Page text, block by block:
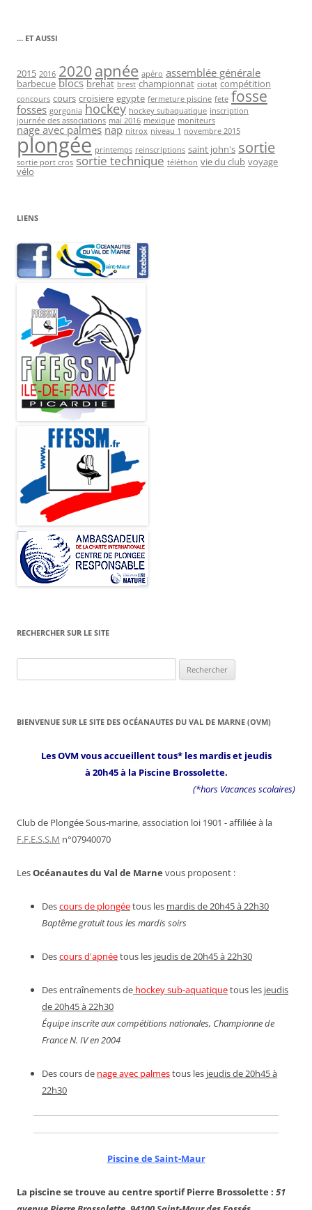
… ET AUSSI
2015 2016 2020 apnée apéro assemblée générale
barbecue blocs brehat brest championnat ciotat compétition
concours cours croisiere egypte fermeture piscine fete fosse
fosses gorgonia hockey hockey subaquatique inscription
journée des associations mai 2016 mexique moniteurs
nage avec palmes nap nitrox niveau 1 novembre 2015
plongée printemps reinscriptions saint john's sortie
sortie port cros sortie technique téléthon vie du club voyage
vélo
LIENS
RECHERCHER SUR LE SITE
BIENVENUE SUR LE SITE DES OCÉANAUTES DU VAL DE MARNE (OVM)
Les OVM vous accueillent tous* les mardis et jeudis
à 20h45 à la Piscine Brossolette.
(*hors Vacances scolaires)
Club de Plongée Sous-marine, association loi 1901 - affiliée à la
F.F.E.S.S.M n°07940070
LesOcéanautes du Val de Marne vous proposent :
Descours de plongéetous les mardis de 20h45 à 22h30
Baptême gratuit tous les mardis soirs
Descours d'apnéetous les jeudis de 20h45 à 22h30
Des entraînements de hockey sub-aquatiquetous les jeudis
de 20h45 à 22h30
Équipe inscrite aux compétitions nationales, Championne de
France N. IV en 2004
Des cours de nage avec palmestous les jeudis de 20h45 à
22h30
Piscine de Saint-Maur
La piscine se trouve au centre sportif Pierre Brossolette : 51